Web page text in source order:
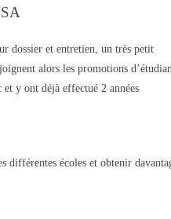
dossier et entretien, un très petit
alors les promotions
et y ont déjà effectué 2 années
différentes écoles et obtenir